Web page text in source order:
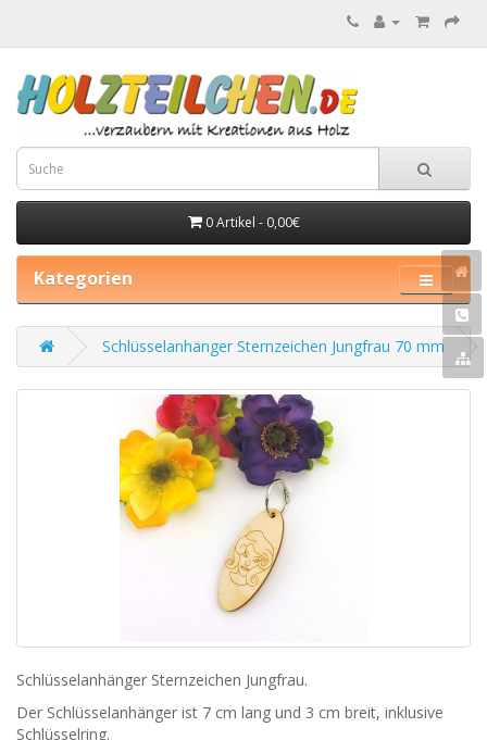
0 Artikel - 0,00€
Kategorien
Schlüsselanhänger Sternzeichen Jungfrau 70 mm
Schlüsselanhänger Sternzeichen Jungfrau.
Der Schlüsselanhänger ist 7 cm lang und 3 cm breit, inklusive
Schlüsselring.